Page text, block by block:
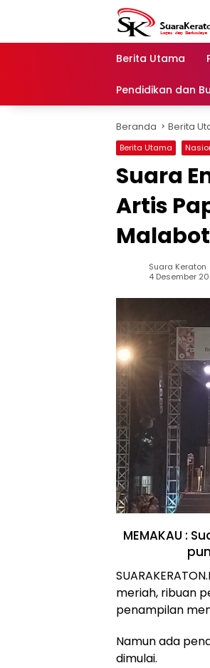
Berita Utama
Pendidikan dan
Beranda Berita
Berita Utama
Suara
Artis
Suara Keraton
4 Desember
MEMAKAU :
meriah, ribuan
penampilan
Namun ada
dimulai.